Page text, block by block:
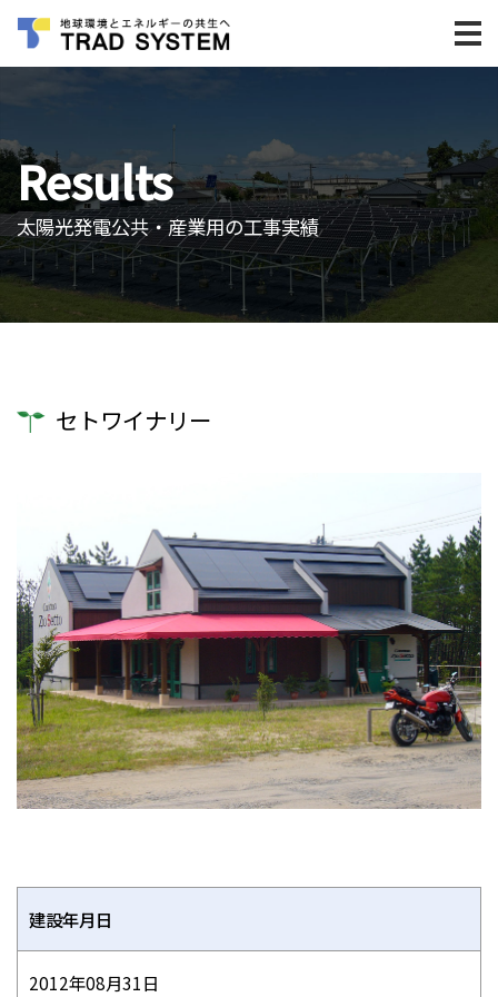
Results
太陽光発電公共・産業用の工事実績
セトワイナリー
建設年月日
2012年08月31日